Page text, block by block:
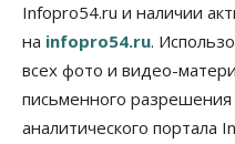
Infopro54.ru и наличии
на infopro54.ru.
всех фото и видео-
письменного
аналитического портала